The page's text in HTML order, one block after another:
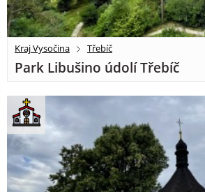
Kraj Vysočina Třebíč
Park Libušino údolí Třebíč